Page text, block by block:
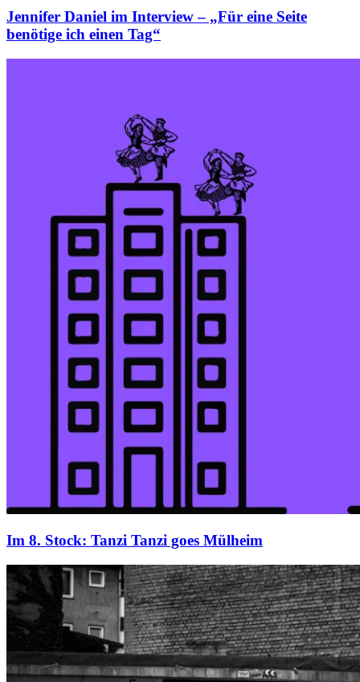
Jennifer Daniel im Interview – „Für eine Seite
benötige ich einen Tag“
Im 8. Stock: Tanzi Tanzi goes Mülheim